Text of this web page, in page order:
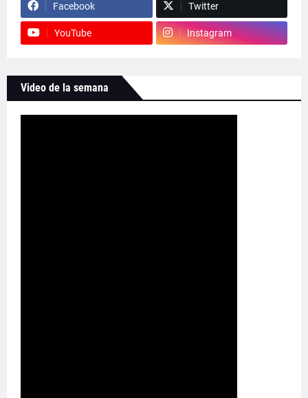
Facebook Twitter
YouTube Instagram
Video de la semana